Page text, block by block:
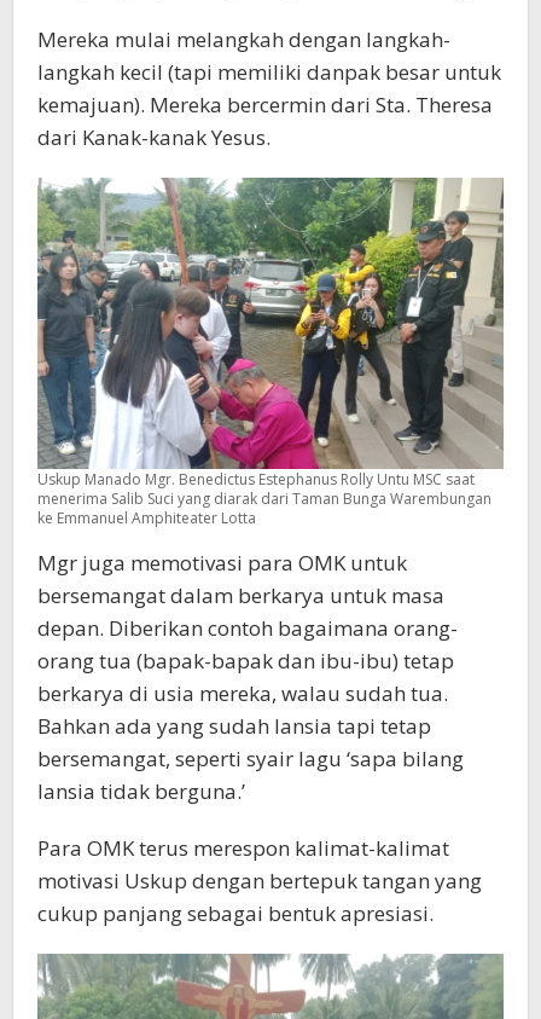
Mereka mulai melangkah dengan langkah-
langkah kecil (tapi memiliki danpak besar untuk
kemajuan). Mereka bercermin dari Sta. Theresa
dari Kanak-kanak Yesus.
Uskup Manado Mgr. Benedictus Estephanus Rolly Untu MSC saat
menerima Salib Suci yang diarak dari Taman Bunga Warembungan
ke Emmanuel Amphiteater Lotta
Mgr juga memotivasi para OMK untuk
bersemangat dalam berkarya untuk masa
depan. Diberikan contoh bagaimana orang-
orang tua (bapak-bapak dan ibu-ibu) tetap
berkarya di usia mereka, walau sudah tua.
Bahkan ada yang sudah lansia tapi tetap
bersemangat, seperti syair lagu ‘sapa bilang
lansia tidak berguna.’
Para OMK terus merespon kalimat-kalimat
motivasi Uskup dengan bertepuk tangan yang
cukup panjang sebagai bentuk apresiasi.